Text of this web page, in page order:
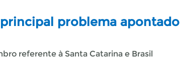
problema apontado
referente à Santa Catarina e Brasil